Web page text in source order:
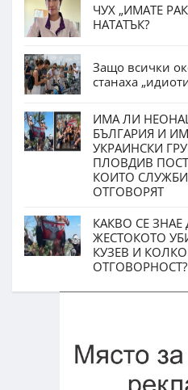
ЧУХ „ИМАТЕ
НАТАТЪК?
Защо всички
станаха
ИМА ЛИ
БЪЛГАРИЯ И
УКРАИНСКИ
ПЛОВДИВ
КОИТО
ОТГОВОРЯТ
КАКВО СЕ
ЖЕСТОКОТО
КУЗЕВ И
ОТГОВОРНОСТ?